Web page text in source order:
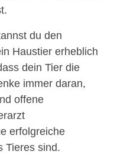
du den
Haustier erheblich
dein Tier die
immer daran,
offene
erfolgreiche
Tieres sind.